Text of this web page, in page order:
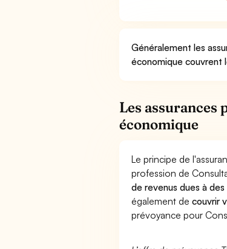
Généralement les
économique couvrent
Les
économique
Le principe de
profession de
de revenus dues à
également decouvrir
prévoyance pour